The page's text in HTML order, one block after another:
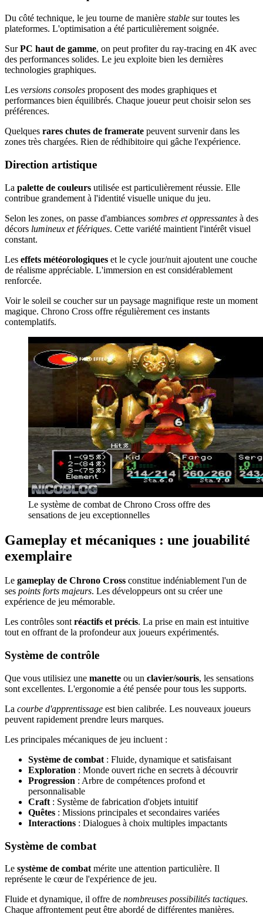
Du côté technique, le jeu tourne de manière stable sur toutes les
plateformes. L'optimisation a été particulièrement soignée.
SurPC haut de gamme, on peut profiter du ray-tracing en 4K avec
des performances solides. Le jeu exploite bien les dernières
technologies graphiques.
Les versions consoles proposent des modes graphiques et
performances bien équilibrés. Chaque joueur peut choisir selon ses
préférences.
Quelques rares chutes de framerate peuvent survenir dans les
zones très chargées. Rien de rédhibitoire qui gâche l'expérience.
Direction artistique
La palette de couleurs utilisée est particulièrement réussie. Elle
contribue grandement à l'identité visuelle unique du jeu.
Selon les zones, on passe d'ambiances sombres et oppressantes à des
décors lumineux et féériques. Cette variété maintient l'intérêt visuel
constant.
Les effets météorologiques et le cycle jour/nuit ajoutent une couche
de réalisme appréciable. L'immersion en est considérablement
renforcée.
Voir le soleil se coucher sur un paysage magnifique reste un moment
magique. Chrono Cross offre régulièrement ces instants
contemplatifs.
Le système de combat de Chrono Cross offre des
sensations de jeu exceptionnelles
Gameplay et mécaniques : une jouabilité
exemplaire
Le gameplay de Chrono Cross constitue indéniablement l'un de
ses points forts majeurs. Les développeurs ont su créer une
expérience de jeu mémorable.
Les contrôles sontréactifs et précis. La prise en main est intuitive
tout en offrant de la profondeur aux joueurs expérimentés.
Système de contrôle
Que vous utilisiez une manette ou un clavier/souris, les sensations
sont excellentes. L'ergonomie a été pensée pour tous les supports.
La courbe d'apprentissage est bien calibrée. Les nouveaux joueurs
peuvent rapidement prendre leurs marques.
Les principales mécaniques de jeu incluent :
Système de combat : Fluide, dynamique et satisfaisant
Exploration : Monde ouvert riche en secrets à découvrir
Progression : Arbre de compétences profond et
personnalisable
Craft : Système de fabrication d'objets intuitif
Quêtes : Missions principales et secondaires variées
Interactions : Dialogues à choix multiples impactants
Système de combat
Le système de combat mérite une attention particulière. Il
représente le cœur de l'expérience de jeu.
Fluide et dynamique, il offre de nombreuses possibilités tactiques.
Chaque affrontement peut être abordé de différentes manières.